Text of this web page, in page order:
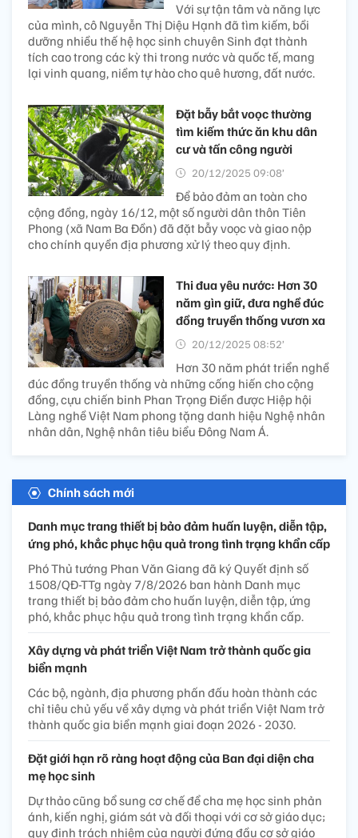
Với sự tận tâm và năng lực
của mình, cô Nguyễn Thị Diệu Hạnh đã tìm kiếm, bồi
dưỡng nhiều thế hệ học sinh chuyên Sinh đạt thành
tích cao trong các kỳ thi trong nước và quốc tế, mang
lại vinh quang, niềm tự hào cho quê hương, đất nước.
Đặt bẫy bắt voọc thường
tìm kiếm thức ăn khu dân
cư và tấn công người
20/12/2025 09:08’
Để bảo đảm an toàn cho
cộng đồng, ngày 16/12, một số người dân thôn Tiên
Phong (xã Nam Ba Đồn) đã đặt bẫy voọc và giao nộp
cho chính quyền địa phương xử lý theo quy định.
Thi đua yêu nước: Hơn 30
năm gìn giữ, đưa nghề đúc
đồng truyền thống vươn xa
20/12/2025 08:52’
Hơn 30 năm phát triển nghề
đúc đồng truyền thống và những cống hiến cho cộng
đồng, cựu chiến binh Phan Trọng Điền được Hiệp hội
Làng nghề Việt Nam phong tặng danh hiệu Nghệ nhân
nhân dân, Nghệ nhân tiêu biểu Đông Nam Á.
Chính sách mới
Danh mục trang thiết bị bảo đảm huấn luyện, diễn tập,
ứng phó, khắc phục hậu quả trong tình trạng khẩn cấp
Phó Thủ tướng Phan Văn Giang đã ký Quyết định số
1508/QĐ-TTg ngày 7/8/2026 ban hành Danh mục
trang thiết bị bảo đảm cho huấn luyện, diễn tập, ứng
phó, khắc phục hậu quả trong tình trạng khẩn cấp.
Xây dựng và phát triển Việt Nam trở thành quốc gia
biển mạnh
Các bộ, ngành, địa phương phấn đấu hoàn thành các
chỉ tiêu chủ yếu về xây dựng và phát triển Việt Nam trở
thành quốc gia biển mạnh giai đoạn 2026 - 2030.
Đặt giới hạn rõ ràng hoạt động của Ban đại diện cha
mẹ học sinh
Dự thảo cũng bổ sung cơ chế để cha mẹ học sinh phản
ánh, kiến nghị, giám sát và đối thoại với cơ sở giáo dục;
quy định trách nhiệm của người đứng đầu cơ sở giáo